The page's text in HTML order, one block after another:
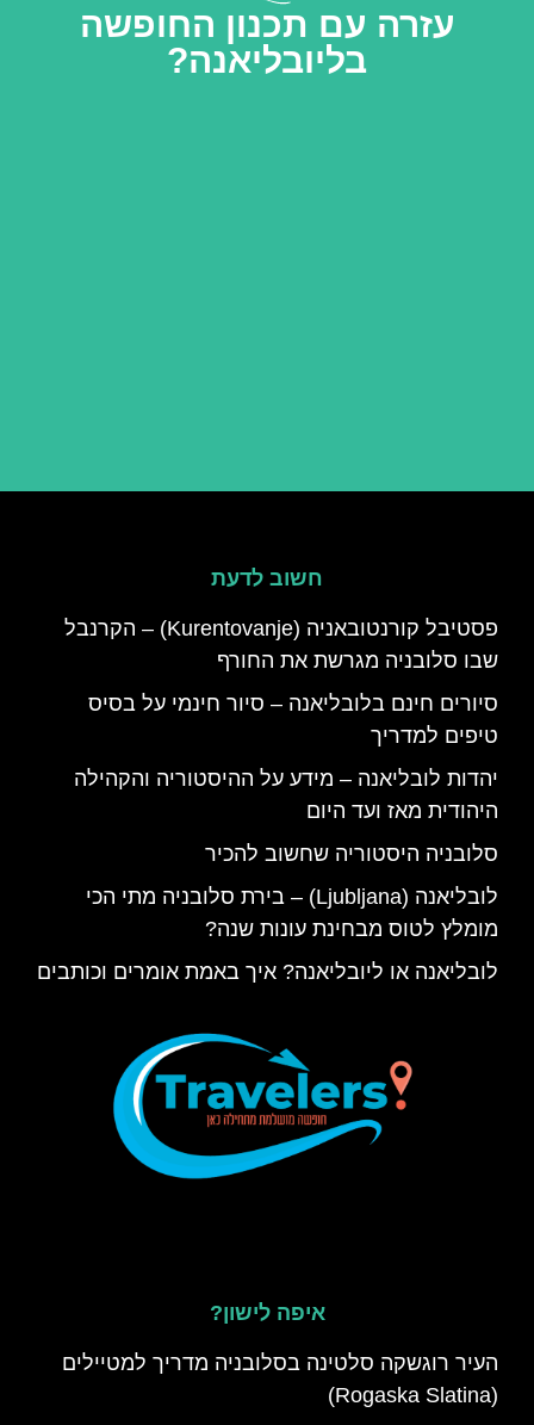
עזרה עם תכנון החופשה
בליובליאנה?
חשוב לדעת
פסטיבל קורנטובאניה (Kurentovanje) – הקרנבל
שבו סלובניה מגרשת את החורף
סיורים חינם בלובליאנה – סיור חינמי על בסיס
טיפים למדריך
יהדות לובליאנה – מידע על ההיסטוריה והקהילה
היהודית מאז ועד היום
סלובניה היסטוריה שחשוב להכיר
לובליאנה (Ljubljana) – בירת סלובניה מתי הכי
מומלץ לטוס מבחינת עונות שנה?
לובליאנה או ליובליאנה? איך באמת אומרים וכותבים
איפה לישון?
העיר רוגשקה סלטינה בסלובניה מדריך למטיילים
(Rogaska Slatina)